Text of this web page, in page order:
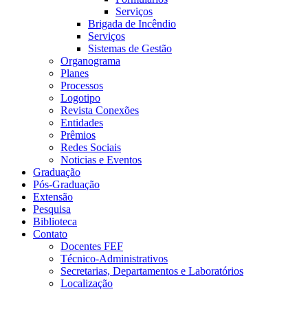
Serviços
Brigada de Incêndio
Serviços
Sistemas de Gestão
Organograma
Planes
Processos
Logotipo
Revista Conexões
Entidades
Prêmios
Redes Sociais
Noticias e Eventos
Graduação
Pós-Graduação
Extensão
Pesquisa
Biblioteca
Contato
Docentes FEF
Técnico-Administrativos
Secretarias, Departamentos e Laboratórios
Localização